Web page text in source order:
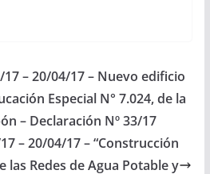
17 – 20/04/17 – Nuevo edificio
Especial N° 7.024, de la
– Declaración Nº 33/17
– 20/04/17 – “Construcción
las Redes de Agua Potable y